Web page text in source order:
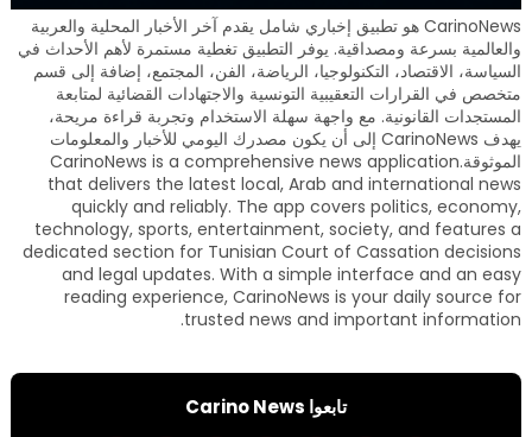
CarinoNews هو تطبيق إخباري شامل يقدم آخر الأخبار المحلية والعربية
والعالمية بسرعة ومصداقية. يوفر التطبيق تغطية مستمرة لأهم الأحداث في
السياسة، الاقتصاد، التكنولوجيا، الرياضة، الفن، المجتمع، إضافة إلى قسم
متخصص في القرارات التعقيبية التونسية والاجتهادات القضائية لمتابعة
المستجدات القانونية. مع واجهة سهلة الاستخدام وتجربة قراءة مريحة،
يهدف CarinoNews إلى أن يكون مصدرك اليومي للأخبار والمعلومات
الموثوقة.CarinoNews is a comprehensive news application
that delivers the latest local, Arab and international news
quickly and reliably. The app covers politics, economy,
technology, sports, entertainment, society, and features a
dedicated section for Tunisian Court of Cassation decisions
and legal updates. With a simple interface and an easy
reading experience, CarinoNews is your daily source for
trusted news and important information.
تابعوا Carino News